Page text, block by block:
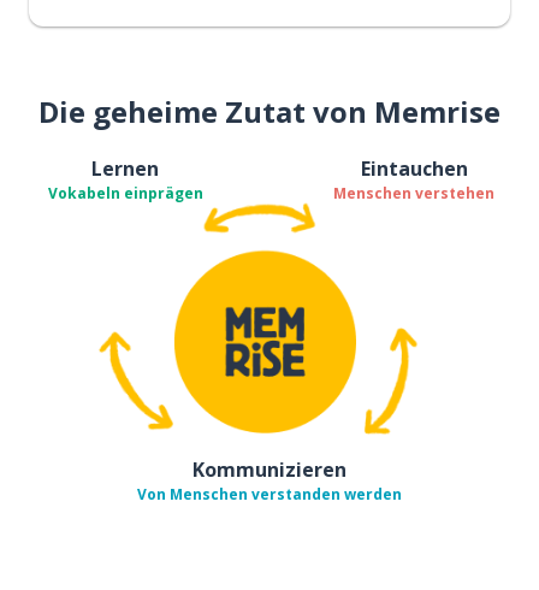
Die geheime Zutat von Memrise
Lernen
Vokabeln einprägen
Eintauchen
Menschen verstehen
Kommunizieren
Von Menschen verstanden werden